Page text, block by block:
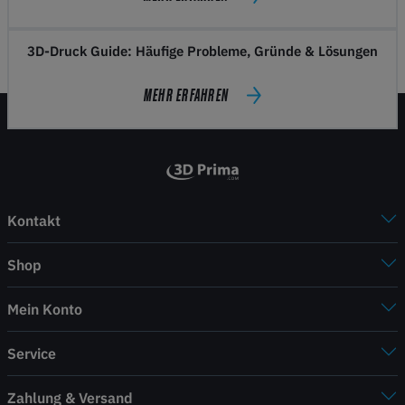
3D-Druck Guide: Häufige Probleme, Gründe & Lösungen
MEHR ERFAHREN
Kontakt
Shop
Mein Konto
Service
Zahlung & Versand